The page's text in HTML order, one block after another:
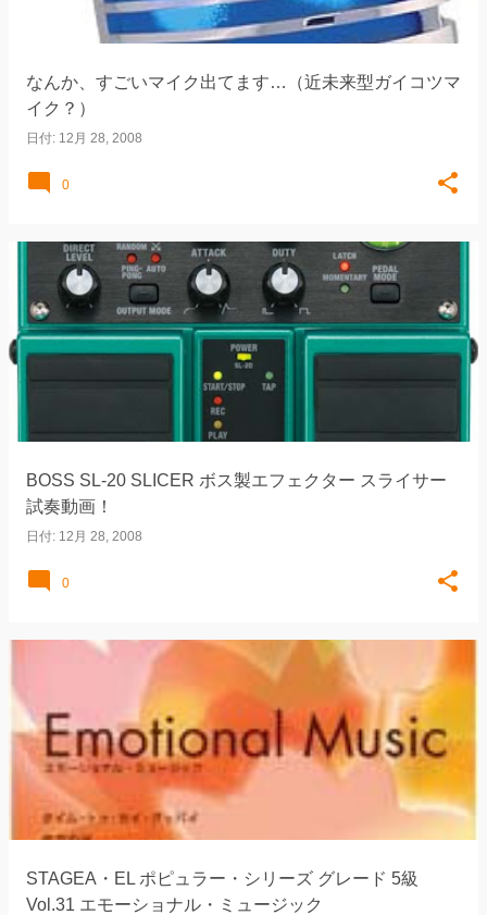
なんか、すごいマイク出てます…（近未来型ガイコツマ
イク？）
日付: 12月 28, 2008
0
BOSS SL-20 SLICER ボス製エフェクター スライサー
試奏動画！
日付: 12月 28, 2008
0
STAGEA・EL ポピュラー・シリーズ グレード 5級
Vol.31 エモーショナル・ミュージック